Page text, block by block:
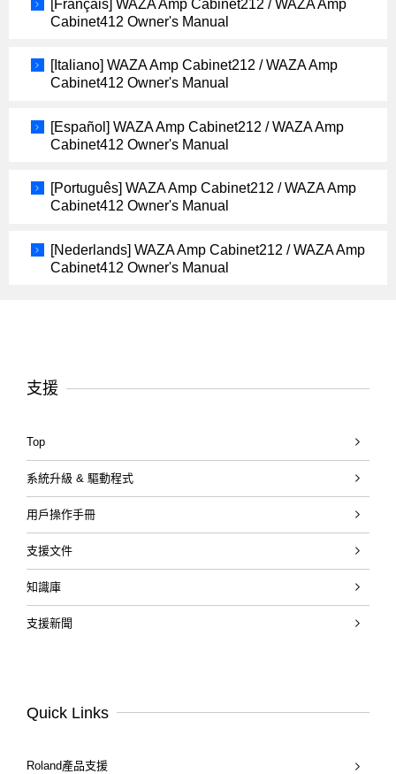
[Français] WAZA Amp Cabinet212 / WAZA Amp
Cabinet412 Owner's Manual
[Italiano] WAZA Amp Cabinet212 / WAZA Amp
Cabinet412 Owner's Manual
[Español] WAZA Amp Cabinet212 / WAZA Amp
Cabinet412 Owner's Manual
[Português] WAZA Amp Cabinet212 / WAZA Amp
Cabinet412 Owner's Manual
[Nederlands] WAZA Amp Cabinet212 / WAZA Amp
Cabinet412 Owner's Manual
支援
Top
系統升級 & 驅動程式
用戶操作手冊
支援文件
知識庫
支援新聞
Quick Links
Roland產品支援